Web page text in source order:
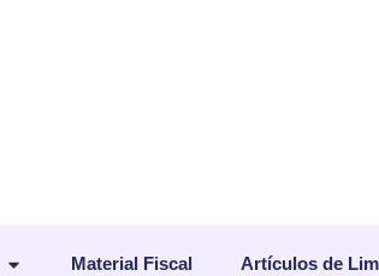
Material Fiscal Artículos de